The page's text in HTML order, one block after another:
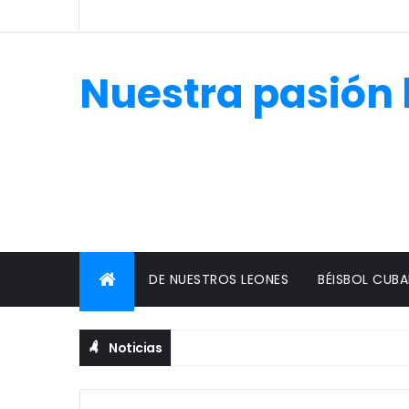
Nuestra
DE NUESTROS LEONES BÉISBOL
Noticias